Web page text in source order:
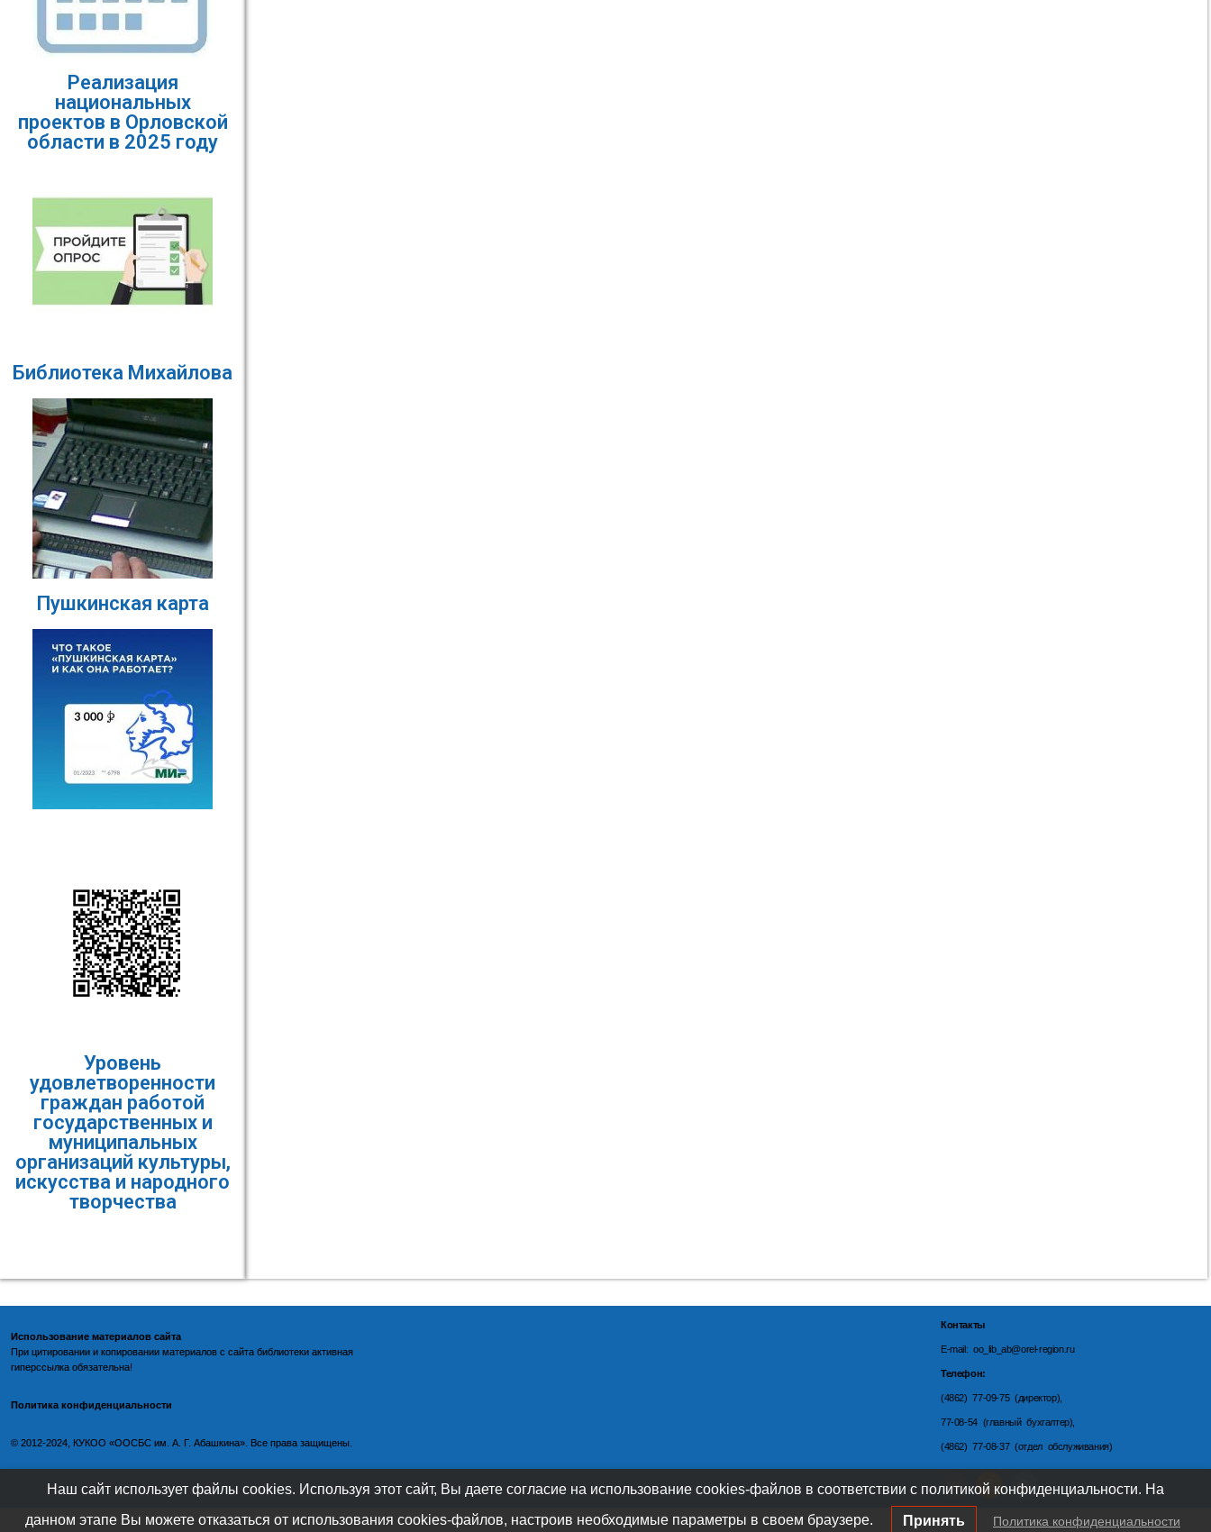
Реализация
национальных
проектов в Орловской
области в 2025 году
Библиотека Михайлова
Пушкинская карта
Уровень
удовлетворенности
граждан работой
государственных и
муниципальных
организаций культуры,
искусства и народного
творчества
Использование материалов сайта
При цитировании и копировании материалов с сайта библиотеки активная
гиперссылка обязательна!
Политика конфиденциальности
©️ 2012-2024, КУКОО «ООСБС им. А. Г. Абашкина». Все права защищены.
Контакты
E-mail: oo_lib_ab@orel-region.ru
Телефон:
(4862) 77-09-75 (директор),
77-08-54 (главный бухгалтер),
(4862) 77-08-37 (отдел обслуживания)
Наш сайт использует файлы cookies. Используя этот сайт, Вы даете согласие на использование cookies-файлов в соответствии с политикой конфиденциальности. На
данном этапе Вы можете отказаться от использования cookies-файлов, настроив необходимые параметры в своем браузере. Принять Политика конфиденциальности